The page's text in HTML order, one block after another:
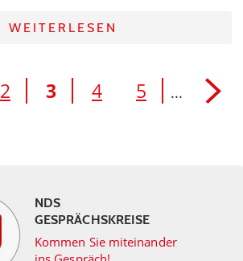
WEITERLESEN
2 3 4 5 ...
NDS
GESPRÄCHSKREISE
Kommen Sie miteinander